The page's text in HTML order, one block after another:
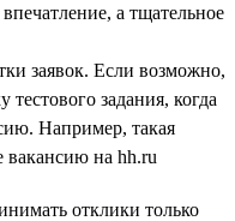
а тщательное
заявок. Если возможно,
задания, когда
Например, такая
вакансию на hh.ru
отклики только